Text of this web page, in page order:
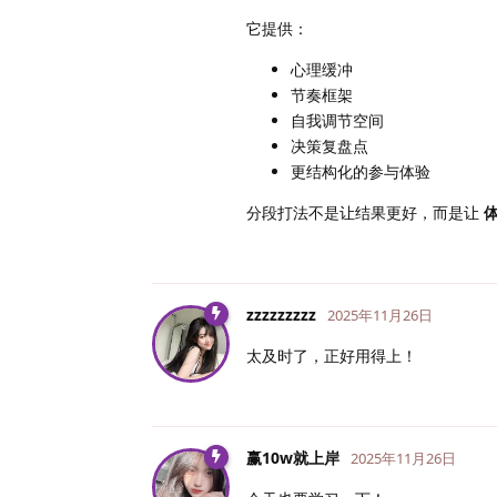
它提供：
心理缓冲
节奏框架
自我调节空间
决策复盘点
更结构化的参与体验
分段打法不是让结果更好，而是让
zzzzzzzzz 2025年11月26日
太及时了，正好用得上！
赢10w就上岸 2025年11月26日